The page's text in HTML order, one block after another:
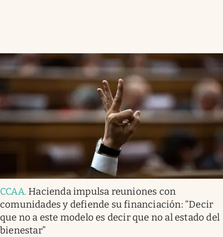
CCAA. Hacienda impulsa reuniones con
comunidades y defiende su financiación: “Decir
que no a este modelo es decir que no al estado del
bienestar”